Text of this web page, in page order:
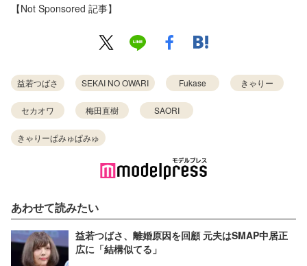
【Not Sponsored 記事】
益若つばさ SEKAI NO OWARI Fukase きゃりー
セカオワ 梅田直樹 SAORI
きゃりーぱみゅぱみゅ
あわせて読みたい
益若つばさ、離婚原因を回顧 元夫はSMAP中居正
広に「結構似てる」